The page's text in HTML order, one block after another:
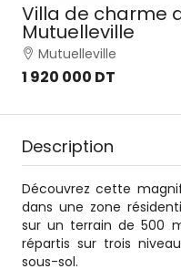
Villa de charme
Mutuelleville
Mutuelleville
1 920 000 DT
Description
Découvrez cette
dans une zone
sur un terrain de 500
répartis sur trois
sous-sol.